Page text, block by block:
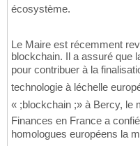
écosystème.
Le Maire est récemment
blockchain. Il a assuré que
pour contribuer à la
technologie à léchelle
« ;blockchain ;» à Bercy, le
Finances en France a
homologues européens la